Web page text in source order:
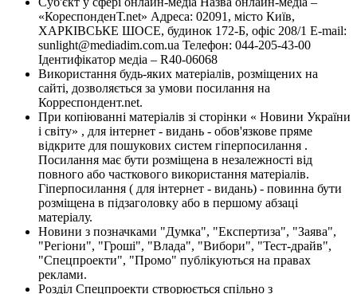
«КореспонденТ.net» Адреса: 02091, місто Київ,
ХАРКІВСЬКЕ ШОСЕ, будинок 172-Б, офіс 208/1 E-mail:
sunlight@mediadim.com.ua Телефон: 044-205-43-00
Ідентифікатор медіа – R40-06068
Використання будь-яких матеріалів, розміщених на
сайті, дозволяється за умови посилання на
Корреспондент.net.
При копіюванні матеріалів зі сторінки « Новини України
і світу» , для інтернет - видань - обов'язкове пряме
відкрите для пошукових систем гіперпосилання .
Посилання має бути розміщена в незалежності від
повного або часткового використання матеріалів.
Гіперпосилання ( для інтернет - видань) - повинна бути
розміщена в підзаголовку або в першому абзаці
матеріалу.
Новини з позначками "Думка", "Експертиза", "Заява",
"Регіони", "Гроші", "Влада", "Вибори", "Тест-драйв",
"Спецпроекти", "Промо" публікуються на правах
реклами.
Розділ Спецпроекти створюється спільно з